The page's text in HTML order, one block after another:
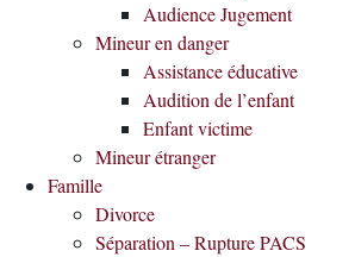
Audience Jugement
Mineur en danger
Assistance éducative
Audition de l’enfant
Enfant victime
Mineur étranger
Famille
Divorce
Séparation – Rupture PACS